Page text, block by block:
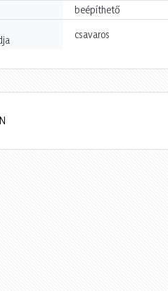
beépíthető
csavaros